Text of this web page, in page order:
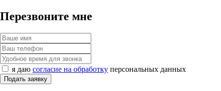
Перезвоните мне
я даю согласие на обработку персональных данных